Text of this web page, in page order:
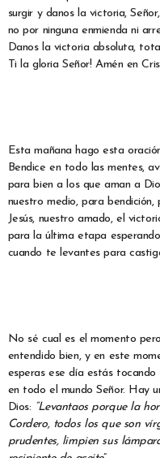
surgir y danos la victoria,
no por ninguna enmienda ni
Danos la victoria absoluta,
Ti la gloria Señor! Amén en
Esta mañana hago esta
Bendice en todo las mentes,
para bien a los que aman a
nuestro medio, para
Jesús, nuestro amado, el
para la última etapa
cuando te levantes para
No sé cual es el momento
entendido bien, y en este
esperas ese día estás
en todo el mundo Señor. Hay
Dios: “Levantaos porque la
Cordero, todos los que son
prudentes, limpien sus